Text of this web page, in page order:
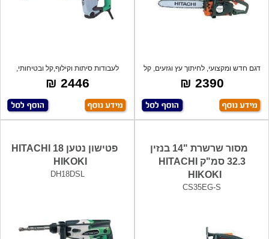
דגם חדש ומקצועי, לחיתוך עץ וגזעים, קל
מש
2390 ₪
לעבודות סיתות וקילוף,קל ובטיחותי,
כניסת
2446 ₪
מסור שרשרת "14 בנזין
32.3 סמ"ק HITACHI
HIKOKI
CS35EG-S
פטישון נטען 18 HITACHI
HIKOKI
DH18DSL